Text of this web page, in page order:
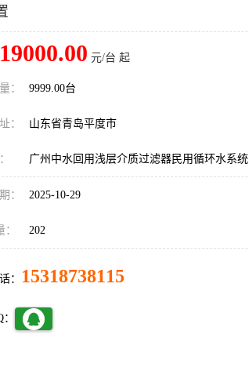
19000.00 元/台 起
： 9999.00台
： 山东省青岛平度市
广州中水回用浅层介质过滤器民用循环水系统
： 2025-10-29
202
： 15318738115